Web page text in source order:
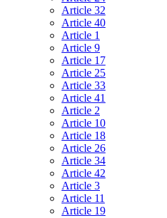
Article 32
Article 40
Article 1
Article 9
Article 17
Article 25
Article 33
Article 41
Article 2
Article 10
Article 18
Article 26
Article 34
Article 42
Article 3
Article 11
Article 19